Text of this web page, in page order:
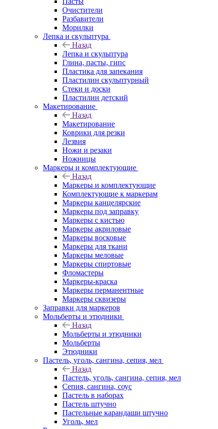
Очистители
Разбавители
Морилки
Лепка и скульптура
Назад
Лепка и скульптура
Глина, пасты, гипс
Пластика для запекания
Пластилин скульптурный
Стеки и доски
Пластилин детский
Макетирование
Назад
Макетирование
Коврики для резки
Лезвия
Ножи и резаки
Ножницы
Маркеры и комплектующие
Назад
Маркеры и комплектующие
Комплектующие к маркерам
Маркеры канцелярские
Маркеры под заправку
Маркеры с кистью
Маркеры акриловые
Маркеры восковые
Маркеры для ткани
Маркеры меловые
Маркеры спиртовые
Фломастеры
Маркеры-краска
Маркеры перманентные
Маркеры сквизеры
Заправки для маркеров
Мольберты и этюдники
Назад
Мольберты и этюдники
Мольберты
Этюдники
Пастель, уголь, сангина, сепия, мел
Назад
Пастель, уголь, сангина, сепия, мел
Сепия, сангина, соус
Пастель в наборах
Пастель штучно
Пастельные карандаши штучно
Уголь, мел